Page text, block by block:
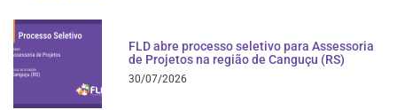
FLD abre processo seletivo para Assessoria
de Projetos na região de Canguçu (RS)
30/07/2026